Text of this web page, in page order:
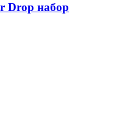
Drop набор